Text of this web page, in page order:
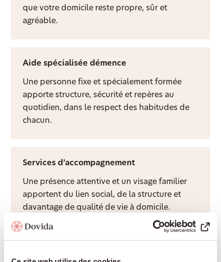
que votre domicile reste propre, sûr et
agréable.
Aide spécialisée démence
Une personne fixe et spécialement formée
apporte structure, sécurité et repères au
quotidien, dans le respect des habitudes de
chacun.
Services d’accompagnement
Une présence attentive et un visage familier
apportent du lien social, de la structure et
davantage de qualité de vie à domicile.